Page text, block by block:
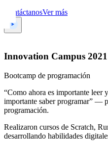
ContáctanosVer más
Innovation Campus 2021
Bootcamp de programación
“Como ahora es importante leer
importante saber programar” —
programación.
Realizaron cursos de Scratch,
desarrollando habilidades